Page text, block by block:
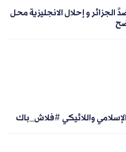
و إحلال الانجليزية محل